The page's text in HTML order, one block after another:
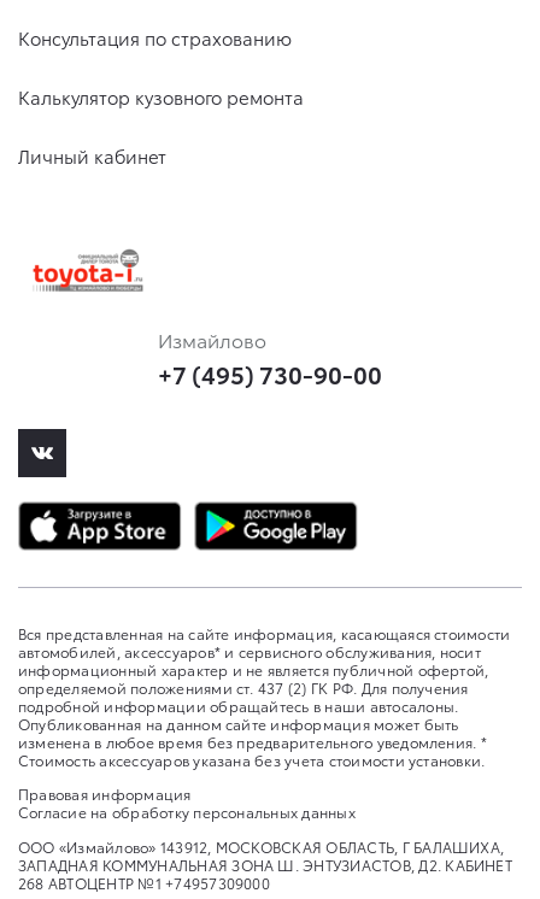
Консультация по страхованию
Калькулятор кузовного ремонта
Личный кабинет
Измайлово
+7 (495) 730-90-00
Вся представленная на сайте информация, касающаяся стоимости
автомобилей, аксессуаров* и сервисного обслуживания, носит
информационный характер и не является публичной офертой,
определяемой положениями ст. 437 (2) ГК РФ. Для получения
подробной информации обращайтесь в наши автосалоны.
Опубликованная на данном сайте информация может быть
изменена в любое время без предварительного уведомления. *
Стоимость аксессуаров указана без учета стоимости установки.
Правовая информация
Согласие на обработку персональных данных
ООО «Измайлово» 143912, МОСКОВСКАЯ ОБЛАСТЬ, Г БАЛАШИХА,
ЗАПАДНАЯ КОММУНАЛЬНАЯ ЗОНА Ш. ЭНТУЗИАСТОВ, Д2. КАБИНЕТ
268 АВТОЦЕНТР №1 +74957309000